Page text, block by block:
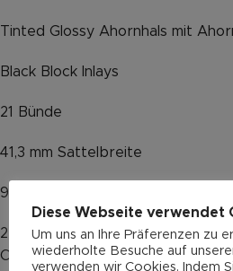
Tinted Glossy Ahornhals mit
Black Block Inlays
21 Bünde
41,3 mm Sattelbreite
9,5″ Radius
2 G&L Wide Bobbin MFD
Coils made in Fullerton (CA, USA)
Diese Webseite verwendet
Um uns an Ihre Präferenzen zu
wiederholte Besuche auf
verwenden wir Cookies. Indem